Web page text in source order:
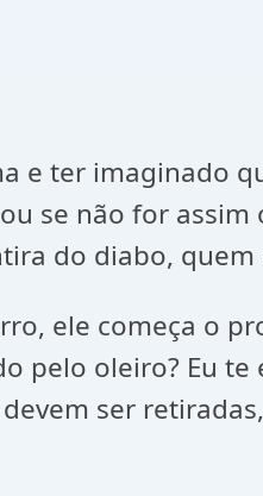
e ter imaginado
se não for
do diabo,
ele começa o
pelo oleiro? Eu
ser